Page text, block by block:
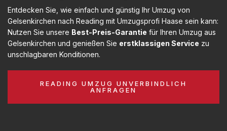
Entdecken Sie, wie einfach und günstig Ihr Umzug von
Gelsenkirchen nach Reading mit Umzugsprofi Haase sein kann:
Nutzen Sie unsere Best-Preis-Garantie für Ihren Umzug aus
Gelsenkirchen und genießen Sie erstklassigen Service zu
unschlagbaren Konditionen.
READING UMZUG UNVERBINDLICH
ANFRAGEN